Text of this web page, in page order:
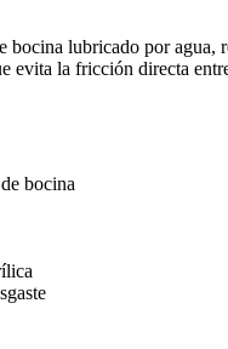
bocina lubricado por
evita la fricción directa
bocina